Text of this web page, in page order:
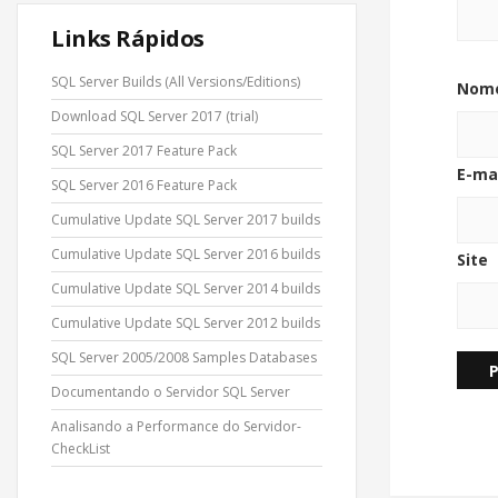
Links Rápidos
SQL Server Builds (All Versions/Editions)
Download SQL Server 2017 (trial)
SQL Server 2017 Feature Pack
SQL Server 2016 Feature Pack
Cumulative Update SQL Server 2017 builds
Cumulative Update SQL Server 2016 builds
Cumulative Update SQL Server 2014 builds
Cumulative Update SQL Server 2012 builds
SQL Server 2005/2008 Samples Databases
Documentando o Servidor SQL Server
Analisando a Performance do Servidor-
CheckList
E-
Site